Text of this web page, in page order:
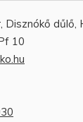
Disznókő dűlő,
10